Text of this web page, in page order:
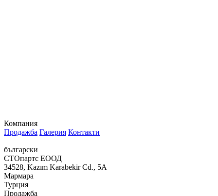
Компания
Продажба Галерия Контакти
български
СТОпартс ЕООД
34528, Kazım Karabekir Cd., 5A
Мармара
Турция
Продажба